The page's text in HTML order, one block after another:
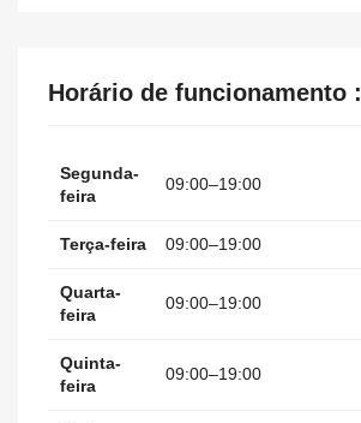
Horário de funcionamento :
Segunda-
feira
09:00–19:00
Terça-feira 09:00–19:00
Quarta-
feira
09:00–19:00
Quinta-
feira
09:00–19:00